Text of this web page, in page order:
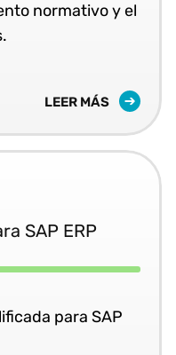
normativo y el
LEER MÁS
SAP ERP
para SAP